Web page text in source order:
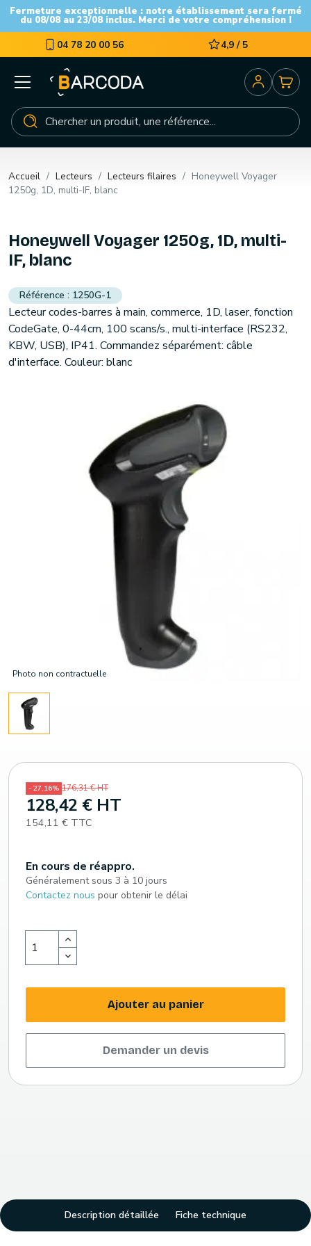
Fermeture exceptionnelle : notre établissement sera fermé
du 08/08 au 23/08 inclus. Merci de votre compréhension !
04 78 20 00 56 4,9 / 5
Accueil Lecteurs Lecteurs filaires
Honeywell Voyager
1250g, 1D, multi-IF, blanc
Photo non contractuelle
Honeywell Voyager 1250g, 1D, multi-
IF, blanc
1250G-1
Lecteur codes-barres à main, commerce, 1D, laser, fonction
CodeGate, 0-44cm, 100 scans/s., multi-interface (RS232,
KBW, USB), IP41. Commandez séparément: câble
d'interface. Couleur: blanc
- 27,16% 176,31 € HT
128,42 € HT
154,11 € TTC
En cours de réappro.
Généralement sous 3 à 10 jours
Contactez nous pour obtenir le délai
Ajouter au panier
Demander un devis
Description détaillée Fiche technique